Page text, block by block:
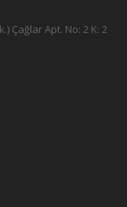
Çağlar Apt. No: 2 K: 2